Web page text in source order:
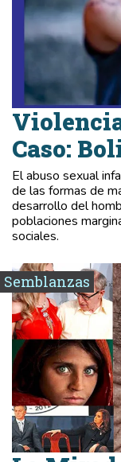
Caso:
El abuso sexual
de las formas de
desarrollo del
poblaciones
sociales.
Semblanzas